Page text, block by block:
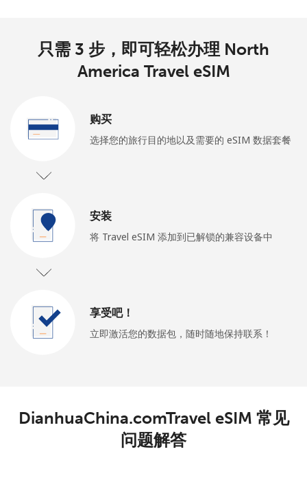
只需 3 步，即可轻松办理 North
America Travel eSIM
购买
选择您的旅行目的地以及需要的 eSIM 数据套餐
安装
将 Travel eSIM 添加到已解锁的兼容设备中
享受吧！
立即激活您的数据包，随时随地保持联系！
DianhuaChina.comTravel eSIM 常见
问题解答